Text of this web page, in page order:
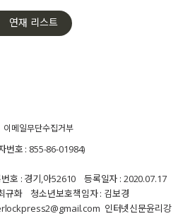
과 말의 여정에 스며들었습니다
덕분에 행복했습니다
왓슨 여러분을 초대합니다
연재 리스트
이메일무단수집거부
번호 : 855-86-01984)
호 : 경기,아52610 등록일자 : 2020.07.17
화 청소년보호책임자 : 김보경
인터넷신문윤리강